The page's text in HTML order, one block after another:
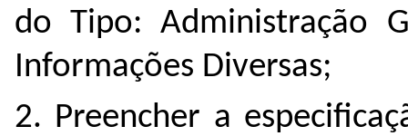
do Tipo: Administração
Informações Diversas;
2. Preencher a